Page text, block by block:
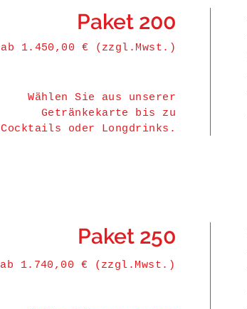
Paket 200
ab 1.450,00 € (zzgl.Mwst.)
Wählen Sie aus unserer
Getränkekarte bis zu
Cocktails oder Longdrinks.
Paket 250
ab 1.740,00 € (zzgl.Mwst.)